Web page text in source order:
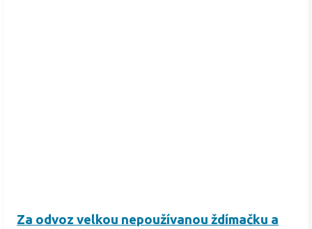
Za odvoz velkou nepoužívanou ždímačku a